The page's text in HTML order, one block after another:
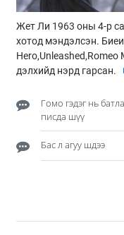
Жет Ли 1963 оны 4-р
хотод мэндэлсэн.
Нero,Unleashed,Romeo
дэлхийд нэрд гарсан.
Гомо гэдэг нь
писда шүү
Бас л агуу шдээ